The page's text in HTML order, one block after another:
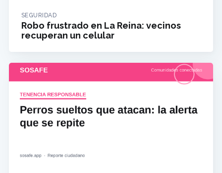
SEGURIDAD
Robo frustrado en La Reina: vecinos
recuperan un celular